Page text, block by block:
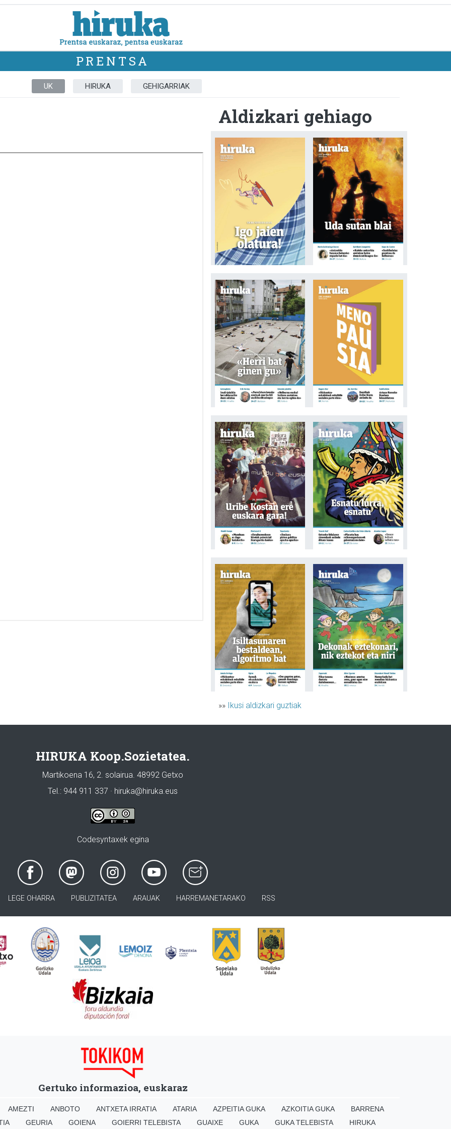
PRENTSA
UK HIRUKA GEHIGARRIAK
Aldizkari gehiago
»» Ikusi aldizkari guztiak
HIRUKA Koop.Sozietatea.
Martikoena 16, 2. solairua. 48992 Getxo
Tel.: 944 911 337 · hiruka@hiruka.eus
Codesyntaxek egina
LEGE OHARRA PUBLIZITATEA ARAUAK HARREMANETARAKO RSS
Gertuko informazioa, euskaraz
AMEZTI ANBOTO ANTXETA IRRATIA ATARIA AZPEITIA GUKA AZKOITIA GUKA
BARRENA
GEURIA GOIENA GOIERRI TELEBISTA GUAIXE GUKA GUKA TELEBISTA HIRUKA